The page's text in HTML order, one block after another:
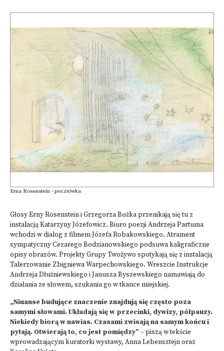
Erna Rosenstein - pocztówka
Głosy Erny Rosenstein i Grzegorza Bożka przenikają się tu z
instalacją Katarzyny Józefowicz. Biuro poezji Andrzeja Partuma
wchodzi w dialog z filmem Józefa Robakowskiego. Atrament
sympatyczny Cezarego Bodzianowskiego podsuwa kaligraficzne
opisy obrazów. Projekty Grupy Twożywo spotykają się z instalacją
Talerzowanie Zbigniewa Warpechowskiego. Wreszcie Instrukcje
Andrzeja Dłużniewskiego i Janusza Byszewskiego namawiają do
działania ze słowem, szukania go w tkance miejskiej.
„Niuanse budujące znaczenie znajdują się często poza
samymi słowami. Układają się w przecinki, dywizy, półpauzy.
Niekiedy biorą w nawias. Czasami zwisają na samym końcu i
pytają. Otwierają to, co jest pomiędzy”– piszą w tekście
wprowadzającym kuratorki wystawy, Anna Lebensztejn oraz